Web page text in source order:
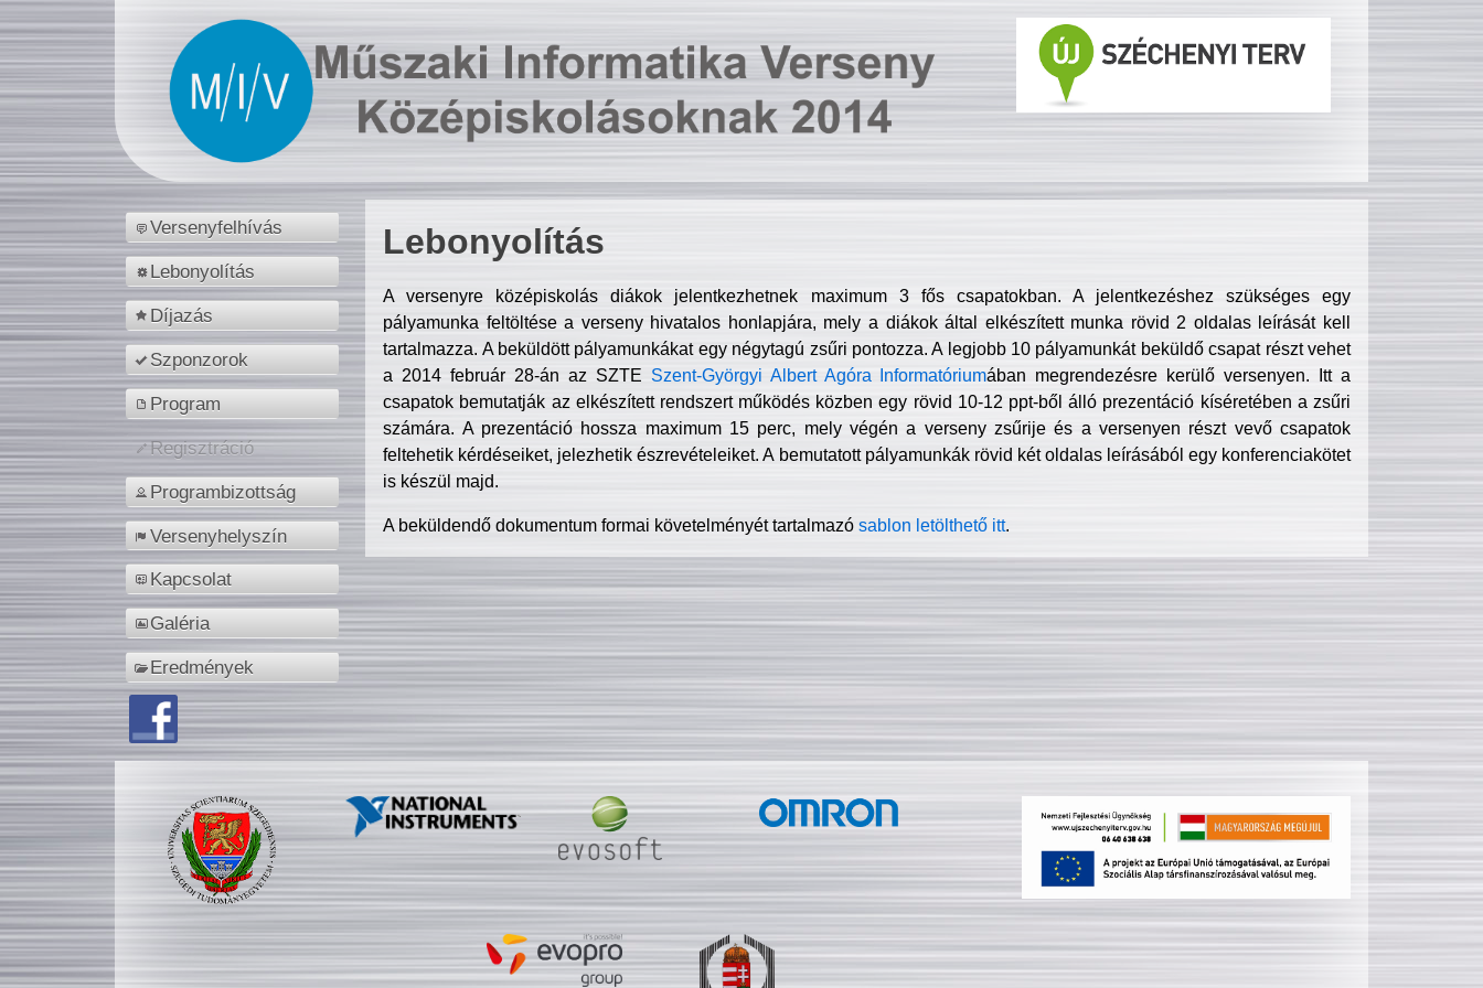
Versenyfelhívás
Lebonyolítás
Díjazás
Szponzorok
Program
Regisztráció
Programbizottság
Versenyhelyszín
Kapcsolat
Galéria
Eredmények
Lebonyolítás
A versenyre középiskolás diákok jelentkezhetnek maximum 3 fős csapatokban. A jelentkezéshez szükséges egy
pályamunka feltöltése a verseny hivatalos honlapjára, mely a diákok által elkészített munka rövid 2 oldalas leírását kell
tartalmazza. A beküldött pályamunkákat egy négytagú zsűri pontozza. A legjobb 10 pályamunkát beküldő csapat részt vehet
a 2014 február 28-án az SZTE Szent-Györgyi Albert Agóra Informatóriumában megrendezésre kerülő versenyen. Itt a
csapatok bemutatják az elkészített rendszert működés közben egy rövid 10-12 ppt-ből álló prezentáció kíséretében a zsűri
számára. A prezentáció hossza maximum 15 perc, mely végén a verseny zsűrije és a versenyen részt vevő csapatok
feltehetik kérdéseiket, jelezhetik észrevételeiket. A bemutatott pályamunkák rövid két oldalas leírásából egy konferenciakötet
is készül majd.
A beküldendő dokumentum formai követelményét tartalmazósablon letölthető itt.